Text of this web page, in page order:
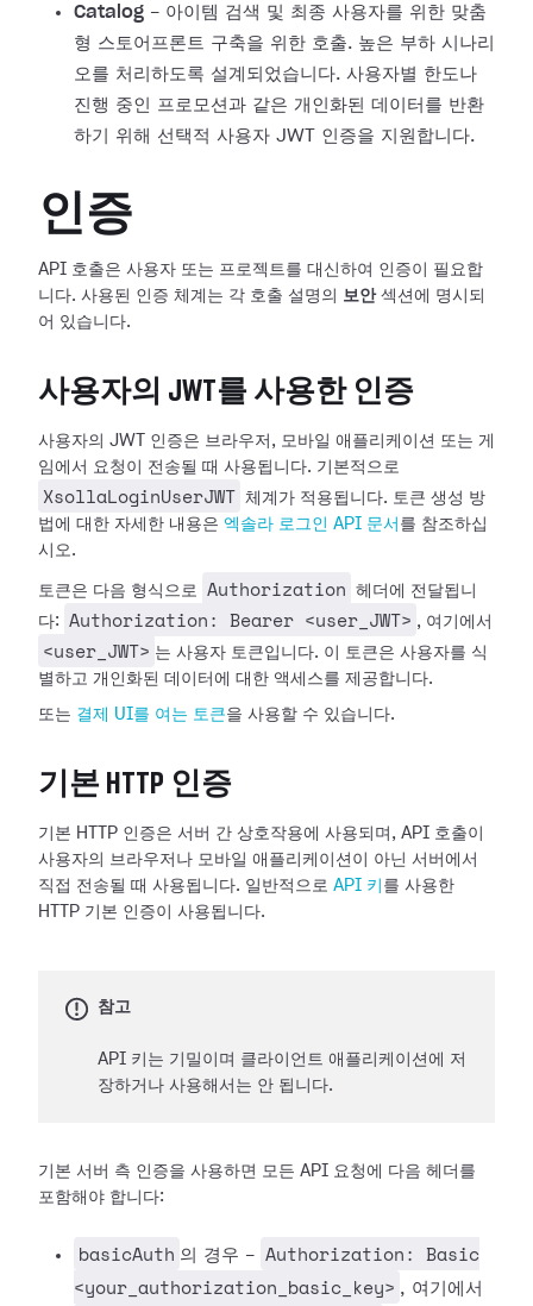
Catalog - 아이템 검색 및 최종 사용자를 위한 맞춤
형 스토어프론트 구축을 위한 호출. 높은 부하 시나리
오를 처리하도록 설계되었습니다. 사용자별 한도나
진행 중인 프로모션과 같은 개인화된 데이터를 반환
하기 위해 선택적 사용자 JWT 인증을 지원합니다.
인증
API 호출은 사용자 또는 프로젝트를 대신하여 인증이 필요합
니다. 사용된 인증 체계는 각 호출 설명의 보안섹션에 명시되
어 있습니다.
사용자의 JWT를 사용한 인증
사용자의 JWT 인증은 브라우저, 모바일 애플리케이션 또는 게
임에서 요청이 전송될 때 사용됩니다. 기본적으로
XsollaLoginUserJWT 체계가 적용됩니다. 토큰 생성 방
법에 대한 자세한 내용은 엑솔라 로그인 API 문서 를 참조하십
시오.
토큰은 다음 형식으로 Authorization
헤더에 전달됩니
다:
Authorization: Bearer <user_JWT> , 여기에서
<user_JWT> 는 사용자 토큰입니다. 이 토큰은 사용자를 식
별하고 개인화된 데이터에 대한 액세스를 제공합니다.
또는 결제 UI를 여는 토큰을 사용할 수 있습니다.
기본 HTTP 인증
기본 HTTP 인증은 서버 간 상호작용에 사용되며, API 호출이
사용자의 브라우저나 모바일 애플리케이션이 아닌 서버에서
직접 전송될 때 사용됩니다. 일반적으로 API 키 를 사용한
HTTP 기본 인증이 사용됩니다.
참고
API 키는 기밀이며 클라이언트 애플리케이션에 저
장하거나 사용해서는 안 됩니다.
기본 서버 측 인증을 사용하면 모든 API 요청에 다음 헤더를
포함해야 합니다:
basicAuth 의 경우 - Authorization: Basic
<your_authorization_basic_key> , 여기에서